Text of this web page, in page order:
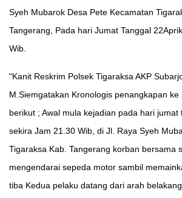
Syeh Mubarok Desa Pete Kecamatan
Tangerang, Pada hari Jumat Tanggal
Wib.
"Kanit Reskrim Polsek Tigaraksa AKP
M.Siemgatakan Kronologis penangkapan
berikut ; Awal mula kejadian pada hari jumat
sekira Jam 21.30 Wib, di Jl. Raya Syeh
Tigaraksa Kab. Tangerang korban bersama
mengendarai sepeda motor sambil
tiba Kedua pelaku datang dari arah